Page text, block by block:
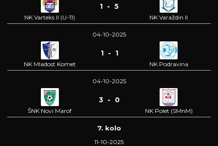
NK Varteks II (U-11)
1 - 5
NK Varaždin II
04-10-2025
NK Mladost Komet
1 - 1
NK Podravina
04-10-2025
ŠNK Novi Marof
3 - 0
NK Polet (SMnM)
7. kolo
11-10-2025